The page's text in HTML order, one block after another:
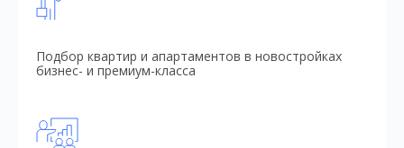
Подбор квартир и апартаментов в новостройках
бизнес- и премиум-класса